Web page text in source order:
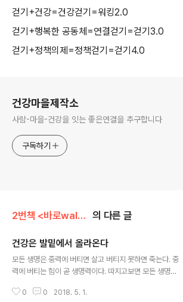
걷기+건강=건강걷기=워킹2.0
걷기+행복한 공동체=연결걷기=걷기3.0
걷기+정책의제=정책걷기=걷기4.0
건강마을제작소
사람-마을-건강을 잇는 좋은연결을 추구합니다
구독하기
2번책 <바로walking> 의 다른 글
건강은 발밑에서 올라온다
모든 생명은 중력에 버티면 살고 버티지 못하면 죽는다. 중
력에 버티는 힘이 곧 생명력이다. 따지고보면 모든 생명력
아다니는 새도 아무리 큰 나무도 지구에게 끌려가는 순간
0 0 2018. 5. 1.